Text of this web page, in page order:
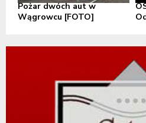
Pożar dwóch aut w
Wągrowcu [FOTO]